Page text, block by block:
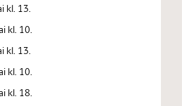
kl. 13.
kl. 10.
kl. 13.
kl. 10.
kl. 18.